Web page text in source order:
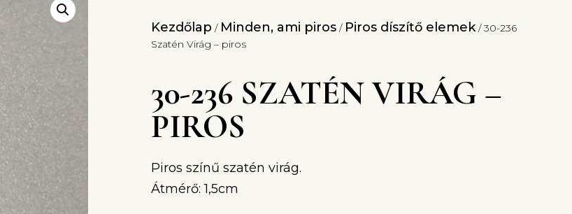
Kezdőlap / Minden, ami piros / Piros díszítő elemek/ 30-236
Szatén Virág – piros
30-236 SZATÉN VIRÁG –
PIROS
Piros színű szatén virág.
Átmérő: 1,5cm